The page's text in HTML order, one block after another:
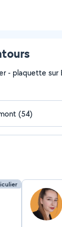
- plaquette sur